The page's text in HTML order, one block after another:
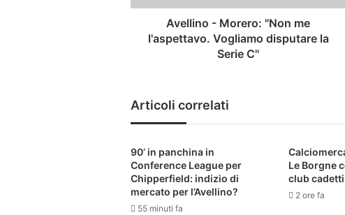
la
Avellino - Morero: "Non me
l'aspettavo. Vogliamo disputare la
Serie C"
Articoli correlati
90’ in panchina in
Conference League per
Chipperfield: indizio di
mercato per l’Avellino?
55 minuti fa
Le Borgne
club
2 ore fa